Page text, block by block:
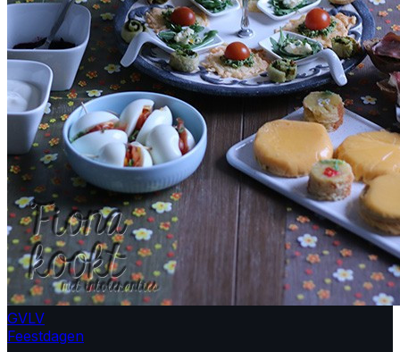
GVLV
Feestdagen